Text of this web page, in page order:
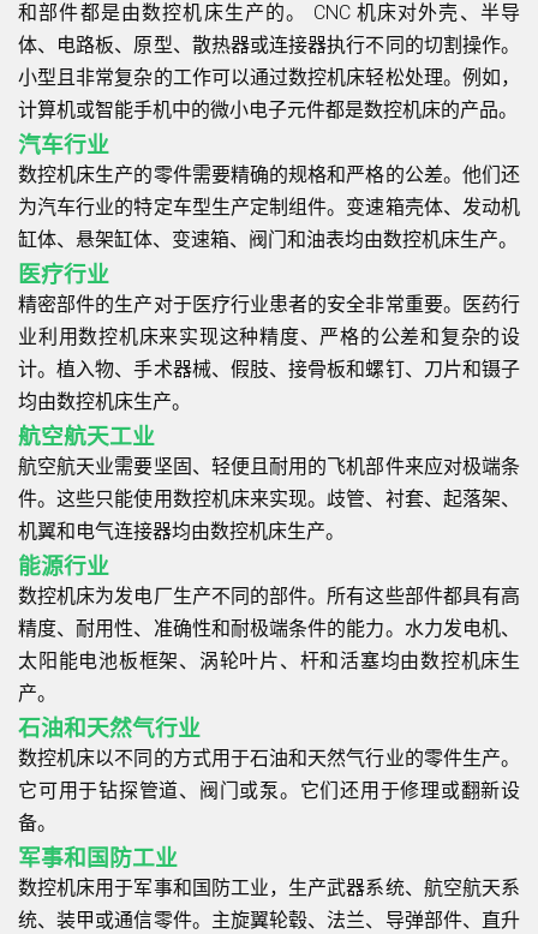
和部件都是由数控机床生产的。 CNC 机床对外壳、半导
体、电路板、原型、散热器或连接器执行不同的切割操作。
小型且非常复杂的工作可以通过数控机床轻松处理。例如，
计算机或智能手机中的微小电子元件都是数控机床的产品。
汽车行业
数控机床生产的零件需要精确的规格和严格的公差。他们还
为汽车行业的特定车型生产定制组件。变速箱壳体、发动机
缸体、悬架缸体、变速箱、阀门和油表均由数控机床生产。
医疗行业
精密部件的生产对于医疗行业患者的安全非常重要。医药行
业利用数控机床来实现这种精度、严格的公差和复杂的设
计。植入物、手术器械、假肢、接骨板和螺钉、刀片和镊子
均由数控机床生产。
航空航天工业
航空航天业需要坚固、轻便且耐用的飞机部件来应对极端条
件。这些只能使用数控机床来实现。歧管、衬套、起落架、
机翼和电气连接器均由数控机床生产。
能源行业
数控机床为发电厂生产不同的部件。所有这些部件都具有高
精度、耐用性、准确性和耐极端条件的能力。水力发电机、
太阳能电池板框架、涡轮叶片、杆和活塞均由数控机床生
产。
石油和天然气行业
数控机床以不同的方式用于石油和天然气行业的零件生产。
它可用于钻探管道、阀门或泵。它们还用于修理或翻新设
备。
军事和国防工业
数控机床用于军事和国防工业，生产武器系统、航空航天系
统、装甲或通信零件。主旋翼轮毂、法兰、导弹部件、直升